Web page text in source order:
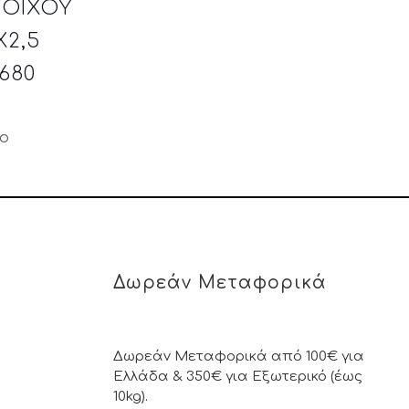
Δωρεάν Μεταφορικά
Δωρεάν Μεταφορικά από 100€ για
Ελλάδα & 350€ για Εξωτερικό (έως
10kg).